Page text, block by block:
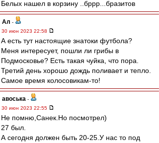
Белых нашел в корзину ..бррр...бразитов
Ал -
30 июн 2023 22:58
А есть тут настоящие знатоки футбола?
Меня интересует, пошли ли грибы в
Подмосковье? Есть такая чуйка, что пора.
Третий день хорошо дождь поливает и тепло.
Самое время колосовикам-то!
авоська -
30 июн 2023 22:55
Не помню,Санек.Но посмотрел)
27 был.
А сегодня должен быть 20-25.У нас то под